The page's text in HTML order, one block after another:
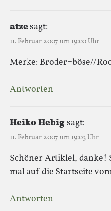
atzesagt:
11. Februar 2007 um 19:00 Uhr
Merke: Broder=böse//
Antworten
Heiko Hebigsagt:
11. Februar 2007 um 19:03 Uhr
Schöner Artiklel, danke!
mal auf die Startseite
Antworten